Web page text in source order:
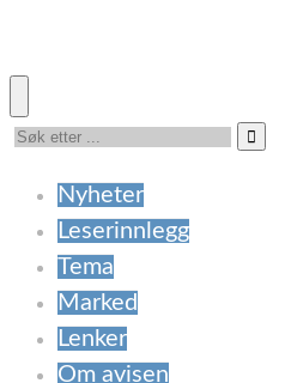
Nyheter
Leserinnlegg
Tema
Marked
Lenker
Om avisen